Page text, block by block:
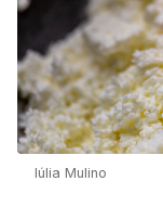
Iúlia Mulino